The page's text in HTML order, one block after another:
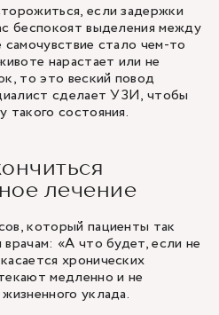
если задержки
беспокоят выделения между
стало чем-то
нарастает или не
то это веский повод
сделает УЗИ, чтобы
такого состояния.
лечение
который пациенты так
«А что будет, если не
хронических
медленно и не
уклада.